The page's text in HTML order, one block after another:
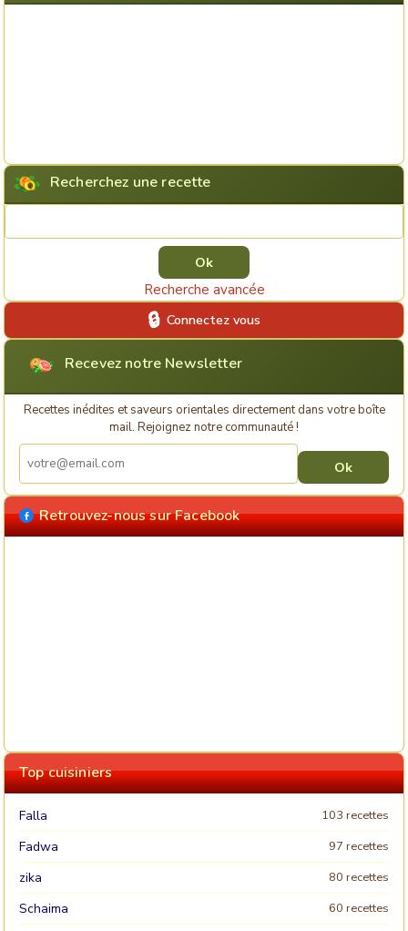
Recherchez une recette
Recherche avancée
Connectez vous
Recevez notre Newsletter
Recettes inédites et saveurs orientales directement dans votre boîte
mail. Rejoignez notre communauté !
Retrouvez-nous sur Facebook
Top cuisiniers
Falla 103 recettes
Fadwa 97 recettes
zika 80 recettes
Schaima 60 recettes